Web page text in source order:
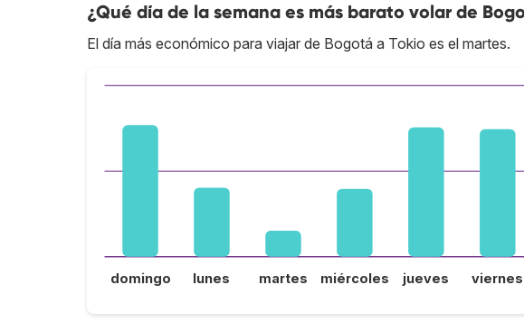
¿Qué día de la semana es más barato volar de
El día más económico para viajar de Bogotá a Tokio es el martes.
domingo lunes martes miércoles jueves viernes